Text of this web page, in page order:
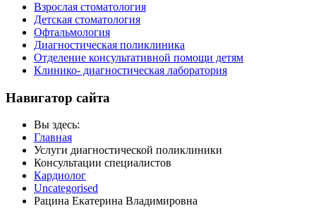
Взрослая стоматология
Детская стоматология
Офтальмология
Диагностическая поликлиника
Отделение консультативной помощи детям
Клинико- диагностическая лаборатория
Навигатор сайта
Вы здесь:
Главная
Услуги диагностической поликлиники
Консультации специалистов
Кардиолог
Uncategorised
Рацина Екатерина Владимировна